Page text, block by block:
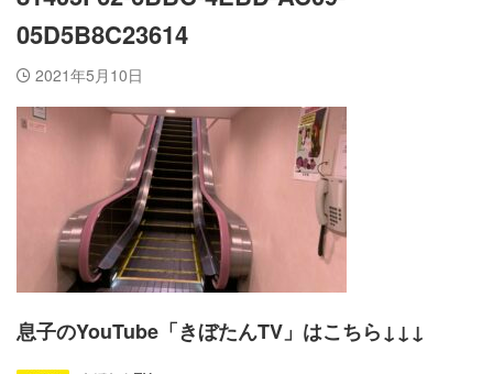
05D5B8C23614
2021年5月10日
息子のYouTube「きぼたんTV」はこちら↓↓↓